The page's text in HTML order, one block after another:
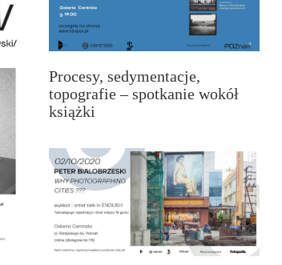
Procesy, sedymentacje,
topografie – spotkanie wokół
książki